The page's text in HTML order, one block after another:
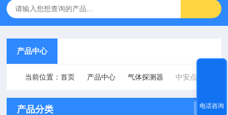
产品中心
当前位置：首页 产品中心 气体探测器 中安点型气体探测器
产品分类 电话咨询